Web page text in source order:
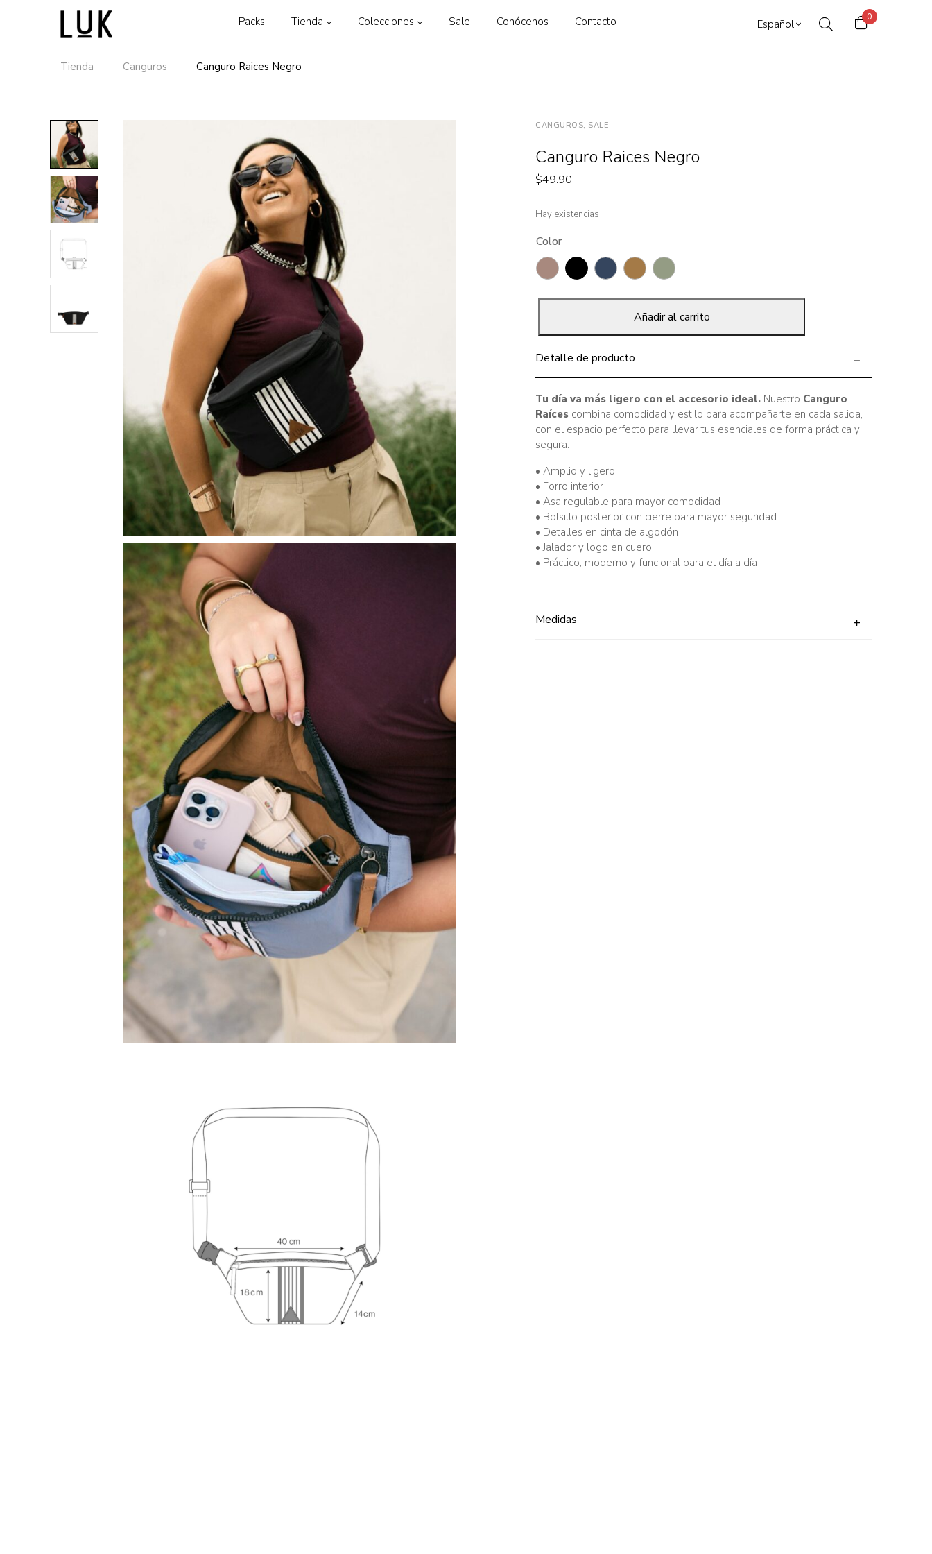
Packs Tienda Colecciones Sale Conócenos Contacto Español
0
Tienda Canguros Canguro Raices Negro
CANGUROS, SALE
Canguro Raices Negro
$49.90
Hay existencias
Color
Añadir al carrito
Detalle de producto
Tu día va más ligero con el accesorio ideal. Nuestro Canguro
Raíces combina comodidad y estilo para acompañarte en cada salida,
con el espacio perfecto para llevar tus esenciales de forma práctica y
segura.
• Amplio y ligero
• Forro interior
• Asa regulable para mayor comodidad
• Bolsillo posterior con cierre para mayor seguridad
• Detalles en cinta de algodón
• Jalador y logo en cuero
• Práctico, moderno y funcional para el día a día
Medidas